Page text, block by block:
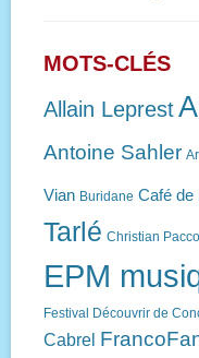
MOTS-CLÉS
Allain Leprest
Antoine Sahler
Vian Buridane Café de
Tarlé Christian
EPM
Festival Découvrir de
Cabrel